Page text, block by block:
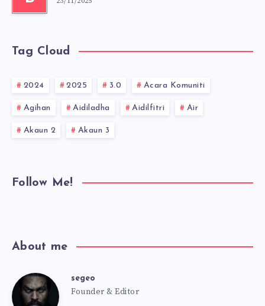
Tag Cloud
2024 2025 3.0 Acara Komuniti
Agihan Aidiladha Aidilfitri Air
Akaun 2 Akaun 3
Follow Me!
About me
segeo segeo
Founder & Editor